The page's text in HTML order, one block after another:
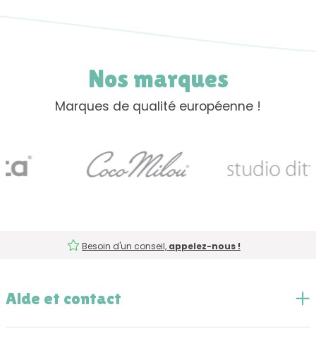
Nos marques
Marques de qualité européenne !
Besoin d'un conseil, appelez-nous !
Aide et contact